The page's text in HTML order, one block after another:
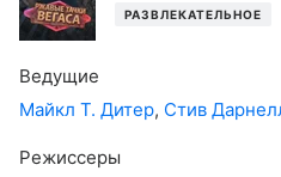
РАЗВЛЕКАТЕЛЬНОЕ
Ведущие
Майкл Т. Дитер, Стив
Режиссеры